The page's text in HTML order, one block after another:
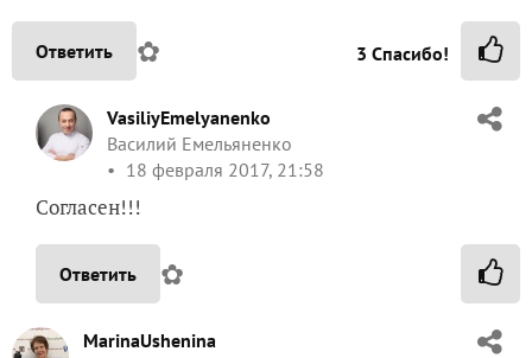
Ответить ✿ 3 Спасибо!
VasiliyEmelyanenko
Василий Емельяненко
18 февраля 2017, 21:58
Согласен!!!
Ответить ✿
MarinaUshenina